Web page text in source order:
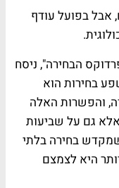
אבל בפועל עודף
הבחירה", ניסח
בחירות הוא
והפשרות האלה
גם על שביעות
בחירה בלתי
היא לצמצם